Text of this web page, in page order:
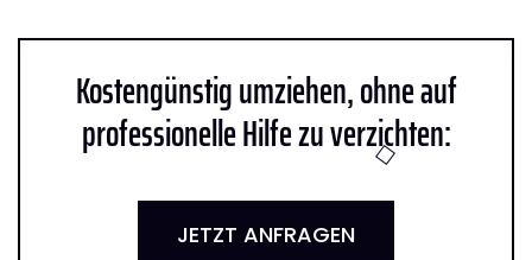
Kostengünstig umziehen, ohne auf
professionelle Hilfe zu verzichten:
JETZT ANFRAGEN